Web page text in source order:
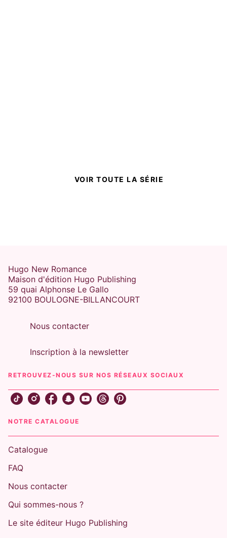
GRUMPY X SUNSHINE
PROXIMITÉ FORCÉE
MAGIE
- Version française
Karina Halle
VOIR TOUTE LA SÉRIE
Hugo New Romance
Maison d'édition Hugo Publishing
59 quai Alphonse Le Gallo
92100 BOULOGNE-BILLANCOURT
Nous contacter
Inscription à la newsletter
RETROUVEZ-NOUS SUR NOS RÉSEAUX SOCIAUX
NOTRE CATALOGUE
Catalogue
FAQ
Nous contacter
Qui sommes-nous ?
Le site éditeur Hugo Publishing